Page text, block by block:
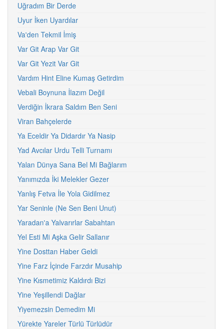
Uğradım Bir Derde
Uyur İken Uyardılar
Va'den Tekmil İmiş
Var Git Arap Var Git
Var Git Yezit Var Git
Vardım Hint Eline Kumaş Getirdim
Vebali Boynuna İlazım Değil
Verdiğin İkrara Saldım Ben Seni
Viran Bahçelerde
Ya Eceldir Ya Didardır Ya Nasip
Yad Avcılar Urdu Telli Turnamı
Yalan Dünya Sana Bel Mi Bağlarım
Yanımızda İki Melekler Gezer
Yanlış Fetva İle Yola Gidilmez
Yar Seninle (Ne Sen Beni Unut)
Yaradan'a Yalvarırlar Sabahtan
Yel Esti Mi Aşka Gelir Sallanır
Yine Dosttan Haber Geldi
Yine Farz İçinde Farzdır Musahip
Yine Kısmetimiz Kaldırdı Bizi
Yine Yeşillendi Dağlar
Yiyemezsin Demedim Mi
Yürekte Yareler Türlü Türlüdür